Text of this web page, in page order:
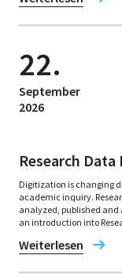
22.
September
2026
Research
Digitization is changing
academic inquiry.
analyzed, published and
an introduction into
Weiterlesen